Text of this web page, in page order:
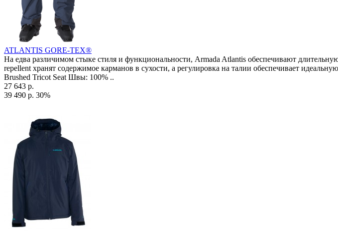
ATLANTIS GORE-TEX®
На едва различимом стыке стиля и функциональности, Armada Atlantis обеспечивают
repellent хранят содержимое карманов в сухости, а регулировка на талии обеспечивает
Brushed Tricot Seat Швы: 100% ..
27 643 р.
39 490 р. 30%